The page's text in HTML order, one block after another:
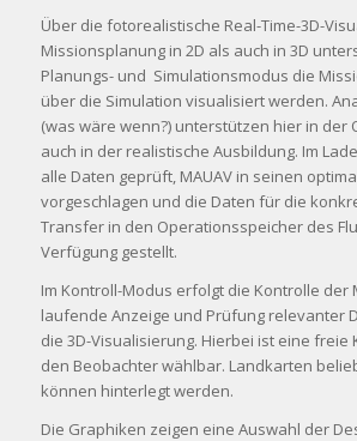
Über die fotorealistische Real-Time-3D-
Missionsplanung in 2D als auch in 3D
Planungs- und Simulationsmodus die
über die Simulation visualisiert werden.
(was wäre wenn?) unterstützen hier in der
auch in der realistische Ausbildung. Im
alle Daten geprüft, MAUAV in seinen
vorgeschlagen und die Daten für die
Transfer in den Operationsspeicher des
Verfügung gestellt.
Im Kontroll-Modus erfolgt die Kontrolle der
laufende Anzeige und Prüfung relevanter
die 3D-Visualisierung. Hierbei ist eine
den Beobachter wählbar. Landkarten
können hinterlegt werden.
Die Graphiken zeigen eine Auswahl der